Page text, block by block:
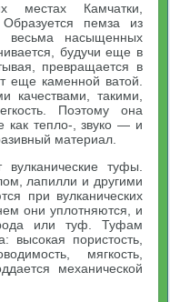
местах Камчатки,
пемза из
весьма насыщенных
будучи еще в
превращается в
еще каменной ватой.
качествами, такими,
Поэтому она
как тепло-, звуко — и
материал.
туфы.
лапилли и другими
при вулканических
они уплотняются, и
или туф. Туфам
высокая пористость,
мягкость,
механической